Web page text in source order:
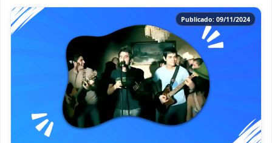
Publicado: 09/11/2024